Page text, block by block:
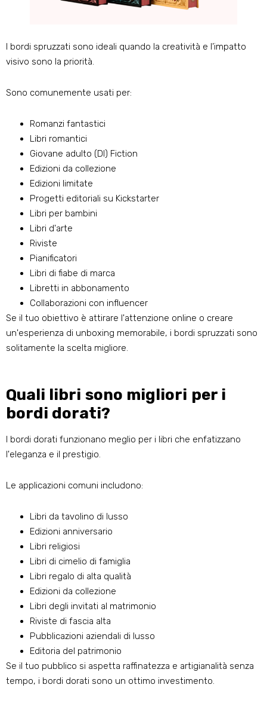
I bordi spruzzati sono ideali quando la creatività e l’impatto
visivo sono la priorità.
Sono comunemente usati per:
Romanzi fantastici
Libri romantici
Giovane adulto (DI) Fiction
Edizioni da collezione
Edizioni limitate
Progetti editoriali su Kickstarter
Libri per bambini
Libri d'arte
Riviste
Pianificatori
Libri di fiabe di marca
Libretti in abbonamento
Collaborazioni con influencer
Se il tuo obiettivo è attirare l'attenzione online o creare
un'esperienza di unboxing memorabile, i bordi spruzzati sono
solitamente la scelta migliore.
Quali libri sono migliori per i
bordi dorati?
I bordi dorati funzionano meglio per i libri che enfatizzano
l'eleganza e il prestigio.
Le applicazioni comuni includono:
Libri da tavolino di lusso
Edizioni anniversario
Libri religiosi
Libri di cimelio di famiglia
Libri regalo di alta qualità
Edizioni da collezione
Libri degli invitati al matrimonio
Riviste di fascia alta
Pubblicazioni aziendali di lusso
Editoria del patrimonio
Se il tuo pubblico si aspetta raffinatezza e artigianalità senza
tempo, i bordi dorati sono un ottimo investimento.